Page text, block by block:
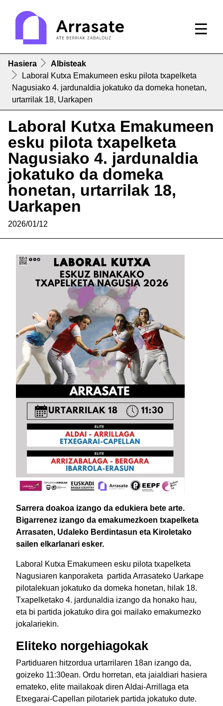
Hasiera
Albisteak
Laboral Kutxa Emakumeen esku pilota txapelketa
Nagusiako 4. jardunaldia jokatuko da domeka honetan,
urtarrilak 18, Uarkapen
Laboral Kutxa Emakumeen
esku pilota txapelketa
Nagusiako 4. jardunaldia
jokatuko da domeka
honetan, urtarrilak 18,
Uarkapen
2026/01/12
Sarrera doakoa izango da edukiera bete arte.
Bigarrenez izango da emakumezkoen txapelketa
Arrasaten, Udaleko Berdintasun eta Kiroletako
sailen elkarlanari esker.
Laboral Kutxa Emakumeen esku pilota txapelketa
Nagusiaren kanporaketa partida Arrasateko Uarkape
pilotalekuan jokatuko da domeka honetan, hilak 18.
Txapelketako 4. jardunaldia izango da honako hau,
eta bi partida jokatuko dira goi mailako emakumezko
jokalariekin.
Eliteko norgehiagokak
Partiduaren hitzordua urtarrilaren 18an izango da,
goizeko 11:30ean. Ordu horretan, eta jaialdiari hasiera
emateko, elite mailakoak diren Aldai-Arrillaga eta
Etxegarai-Capellan pilotariek partida jokatuko dute.